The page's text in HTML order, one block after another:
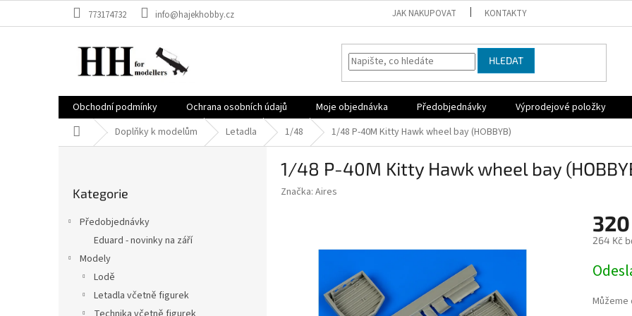
773174732 info@hajekhobby.cz JAK NAKUPOVAT KONTAKTY
HLEDAT
Obchodní podmínky Ochrana osobních údajů Moje objednávka Předobjednávky Výprodejové položky
Domů Doplňky k modelům Letadla 1/48 1/48 P-40M Kitty Hawk wheel bay (HOBBYB)
kategorie
Kategorie
Předobjednávky
Eduard - novinky na září
Modely
Lodě
Letadla včetně figurek
1/48 P-40M Kitty Hawk wheel bay
Značka: Aires
264 Kč
cena:
Můžeme